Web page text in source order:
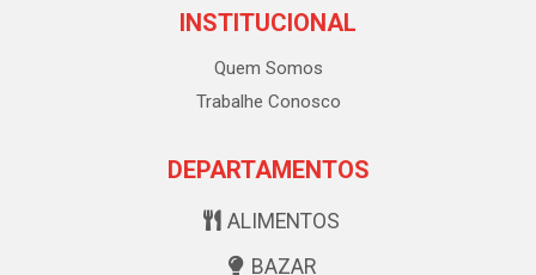
INSTITUCIONAL
Quem Somos
Trabalhe Conosco
DEPARTAMENTOS
ALIMENTOS
BAZAR